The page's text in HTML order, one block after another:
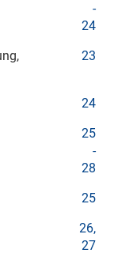
-
24
23
24
25
-
28
25
26,
27